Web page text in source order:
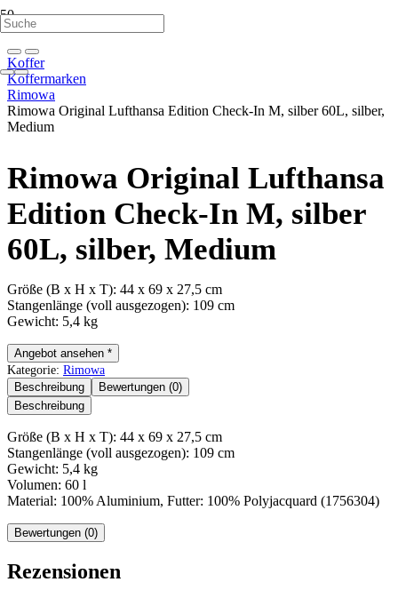
Koffer
Koffermarken
Rimowa
Rimowa Original Lufthansa Edition Check-In M, silber 60L, silber,
Medium
Rimowa Original Lufthansa
Edition Check-In M, silber
60L, silber, Medium
Größe (B x H x T): 44 x 69 x 27,5 cm
Stangenlänge (voll ausgezogen): 109 cm
Gewicht: 5,4 kg
Angebot ansehen *
Kategorie: Rimowa
Beschreibung
Bewertungen (0)
Beschreibung
Größe (B x H x T): 44 x 69 x 27,5 cm
Stangenlänge (voll ausgezogen): 109 cm
Gewicht: 5,4 kg
Volumen: 60 l
Material: 100% Aluminium, Futter: 100% Polyjacquard (1756304)
Bewertungen (0)
Rezensionen